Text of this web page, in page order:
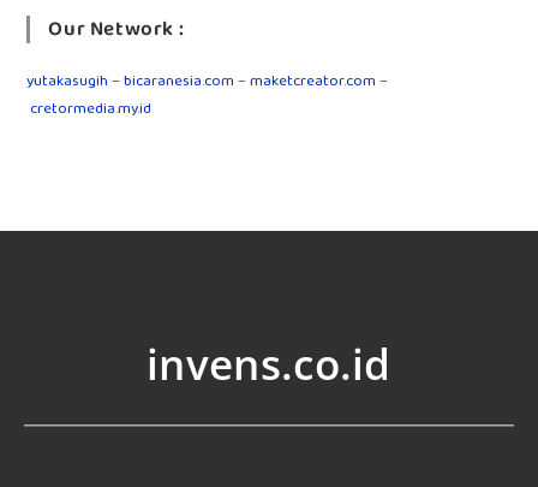
Our Network :
yutakasugih–bicaranesia.com–maketcreator.com–
cretormedia.my.id
invens.co.id